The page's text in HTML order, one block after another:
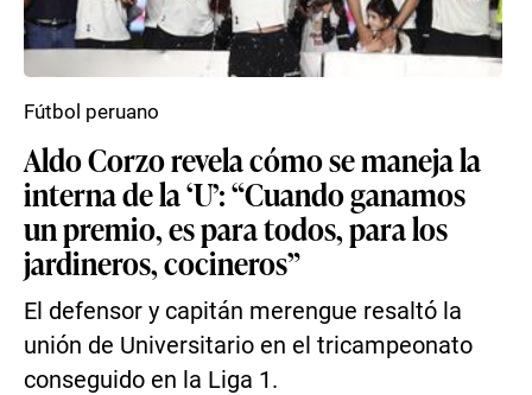
Aldo Corzo revela cómo se maneja la
interna de la ‘U’: “Cuando ganamos
un premio, es para todos, para los
jardineros, cocineros”
El defensor y capitán merengue resaltó la
unión de Universitario en el tricampeonato
conseguido en la Liga 1.
Fútbol peruano